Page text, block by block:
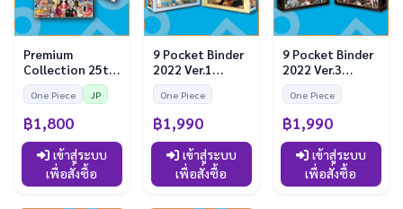
Premium
Collection 25th
Anniversary
Edition Japan
One Piece JP
฿1,800
เข้าสู่ระบบ
เพื่อสั่งซื้อ
9 Pocket Binder
2022 Ver.1
JAPAN OFFICIAL
One Piece
฿1,990
เข้าสู่ระบบ
เพื่อสั่งซื้อ
9 Pocket Binder
2022 Ver.3
JAPAN OFFICIAL
One Piece
฿1,990
เข้าสู่ระบบ
เพื่อสั่งซื้อ